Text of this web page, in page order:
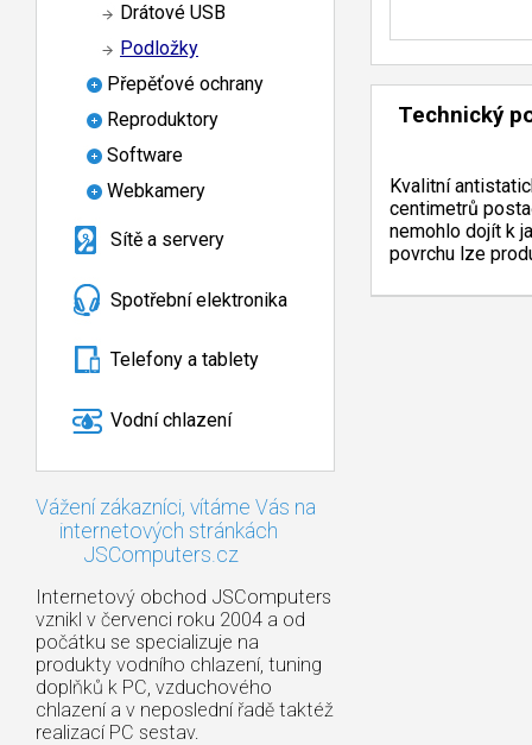
Drátové USB
Podložky
Přepěťové ochrany
Reproduktory
Software
Webkamery
Sítě a servery
Spotřební elektronika
Telefony a tablety
Vodní chlazení
Vážení zákazníci, vítáme Vás na
internetových stránkách
JSComputers.cz
Internetový obchod JSComputers
vznikl v červenci roku 2004 a od
počátku se specializuje na
produkty vodního chlazení, tuning
doplňků k PC, vzduchového
chlazení a v neposlední řadě taktéž
realizací PC sestav.
Technický
Kvalitní
centimetrů
nemohlo dojít k
povrchu lze